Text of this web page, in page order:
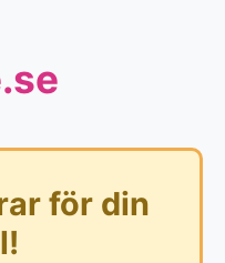
för din